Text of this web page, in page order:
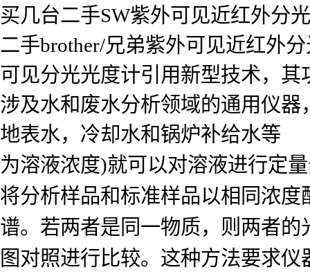
买几台二手SW紫外可见近红外分
二手brother/兄弟紫外可见近红外
可见分光光度计引用新型技术，
涉及水和废水分析领域的通用仪
地表水，冷却水和锅炉补给水等
为溶液浓度)就可以对溶液进行定
将分析样品和标准样品以相同浓
谱。若两者是同一物质，则两者
图对照进行比较。这种方法要求